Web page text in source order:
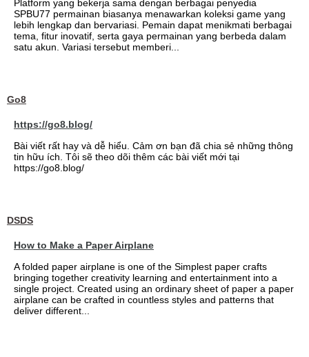
Platform yang bekerja sama dengan berbagai penyedia
SPBU77 permainan biasanya menawarkan koleksi game yang
lebih lengkap dan bervariasi. Pemain dapat menikmati berbagai
tema, fitur inovatif, serta gaya permainan yang berbeda dalam
satu akun. Variasi tersebut memberi...
Go8
https://go8.blog/
Bài viết rất hay và dễ hiểu. Cảm ơn bạn đã chia sẻ những thông
tin hữu ích. Tôi sẽ theo dõi thêm các bài viết mới tại
https://go8.blog/
DSDS
How to Make a Paper Airplane
A folded paper airplane is one of the Simplest paper crafts
bringing together creativity learning and entertainment into a
single project. Created using an ordinary sheet of paper a paper
airplane can be crafted in countless styles and patterns that
deliver different...